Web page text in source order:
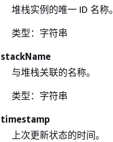
堆栈实例的唯一 ID 名称。
类型：字符串
stackName
与堆栈关联的名称。
类型：字符串
timestamp
上次更新状态的时间。